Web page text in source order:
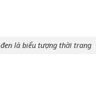
đen là biểu tượng thời trang